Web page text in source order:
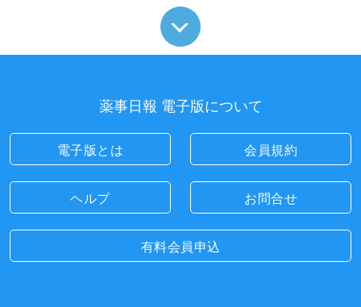
薬事日報 電子版について
電子版とは 会員規約
ヘルプ お問合せ
有料会員申込